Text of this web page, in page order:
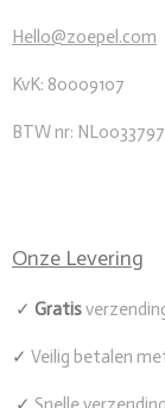
Hello@zoepel.com
KvK: 80009107
BTW nr:
Onze Levering
✓ Gratis
✓ Veilig betalen